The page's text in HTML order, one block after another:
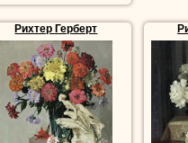
Рихтер Герберт